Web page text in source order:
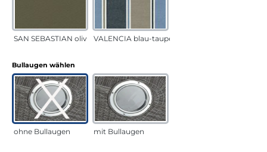
SAN SEBASTIAN oliv VALENCIA blau-taupe
Bullaugen wählen
ohne Bullaugen mit Bullaugen